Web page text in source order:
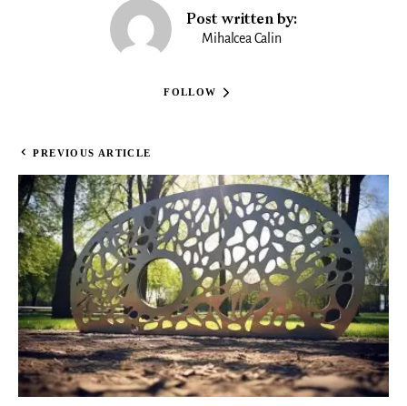
Post written by:
Mihalcea Calin
FOLLOW
PREVIOUS ARTICLE